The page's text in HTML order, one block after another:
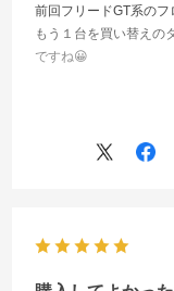
前回フリードGT系の
もう１台を買い替えの
ですね😀